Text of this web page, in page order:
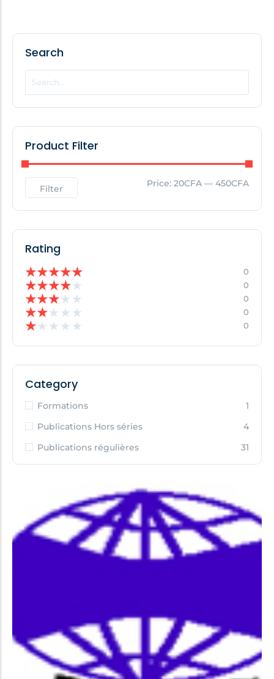
Search
Product Filter
Filter Price: 20CFA — 450CFA
Rating
★★★★★ 0
★★★★★ 0
★★★★ ★ 0
★★★ ★ ★ 0
★★ ★ ★ ★ 0
Category
Formations
1
Publications Hors séries
4
Publications régulières
31